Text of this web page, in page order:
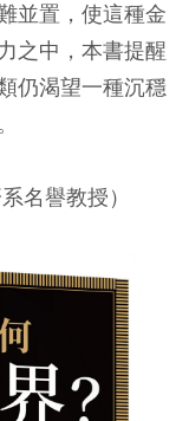
並置，使這種金
之中，本書提醒
仍渴望一種沉穩
名譽教授）